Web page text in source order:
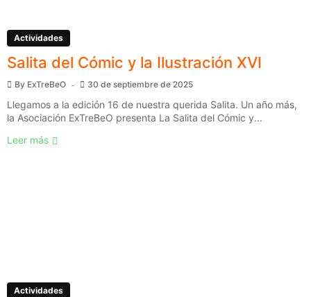
Actividades
Salita del Cómic y la Ilustración XVI
By ExTreBeO 30 de septiembre de 2025
Llegamos a la edición 16 de nuestra querida Salita. Un año más,
la Asociación ExTreBeO presenta La Salita del Cómic y...
Leer más
Actividades